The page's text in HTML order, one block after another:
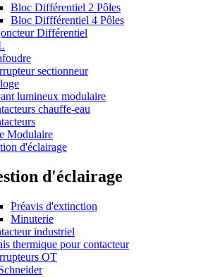
Bloc Différentiel 2 Pôles
Bloc Diffférentiel 4 Pôles
Différentiel
sectionneur
lumineux modulaire
chauffe-eau
Modulaire
d'éclairage
d'éclairage
Préavis d'extinction
Minuterie
industriel
thermique pour contacteur
OT